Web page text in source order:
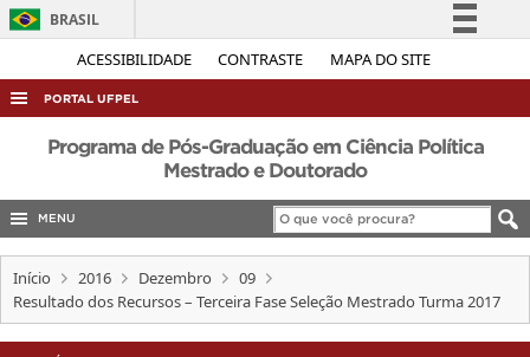
ACESSIBILIDADE CONTRASTE MAPA DO SITE
BRASIL
Simplifique!
Acesso à informação
Legislação
Canais
PORTAL UFPEL
ACESSO À INFORMAÇÃO
COBALTO
CONCURSOS
EDITAIS
INTERNACIONAL
Programa de Pós-Graduação em Ciência Política
Mestrado e Doutorado
MENU
Início 2016 Dezembro
09
Resultado dos Recursos – Terceira Fase Seleção Mestrado Turma 2017